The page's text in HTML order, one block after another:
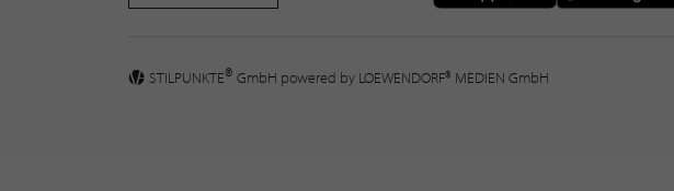
STILPUNKTE® GmbH powered by LOEWENDORF® MEDIEN GmbH